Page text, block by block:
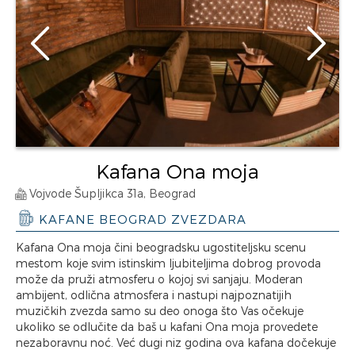
Kafana Ona moja
Vojvode Šupljikca 31a, Beograd
KAFANE BEOGRAD ZVEZDARA
Kafana Ona moja čini beogradsku ugostiteljsku scenu
mestom koje svim istinskim ljubiteljima dobrog provoda
može da pruži atmosferu o kojoj svi sanjaju. Moderan
ambijent, odlična atmosfera i nastupi najpoznatijih
muzičkih zvezda samo su deo onoga što Vas očekuje
ukoliko se odlučite da baš u kafani Ona moja provedete
nezaboravnu noć. Već dugi niz godina ova kafana dočekuje